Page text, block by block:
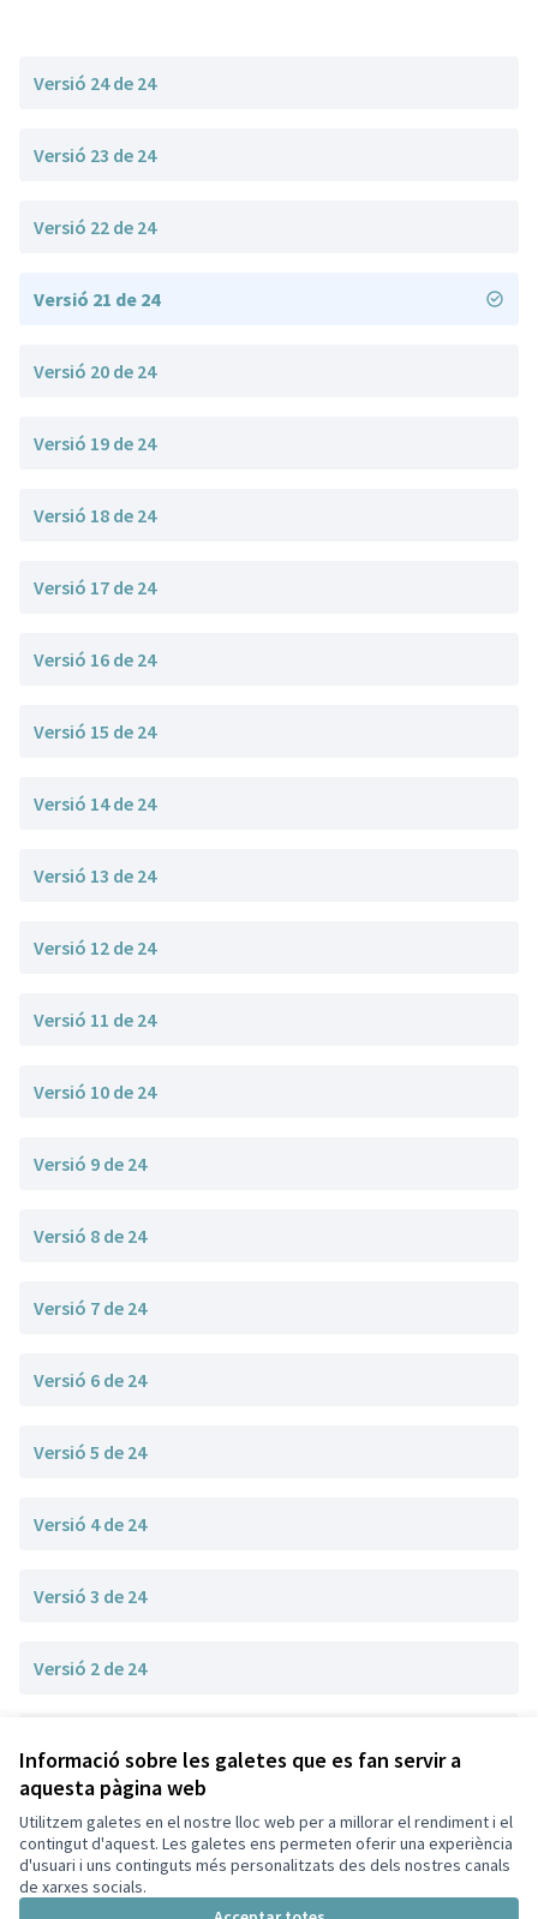
Informació sobre les galetes que es fan servir a
aquesta pàgina web
Utilitzem galetes en el nostre lloc web per a millorar el rendiment i el
contingut d'aquest. Les galetes ens permeten oferir una experiència
d'usuari i uns continguts més personalitzats des dels nostres canals
de xarxes socials.
Versió 24 de 24
Versió 23 de 24
Versió 22 de 24
Versió 21 de 24
Versió 20 de 24
Versió 19 de 24
Versió 18 de 24
Versió 17 de 24
Versió 16 de 24
Versió 15 de 24
Versió 14 de 24
Versió 13 de 24
Versió 12 de 24
Versió 11 de 24
Versió 10 de 24
Versió 9 de 24
Versió 8 de 24
Versió 7 de 24
Versió 6 de 24
Versió 5 de 24
Versió 4 de 24
Versió 3 de 24
Versió 2 de 24
Termes i condicions d'ús
Configuració de les galetes
Decidim Sant Cugat a X
(Enllaç extern)
Decidim Sant Cugat a Facebook
Decidim Sant Cugat a Instagram
Decidim Sant Cugat a GitHub
(Enllaç extern)